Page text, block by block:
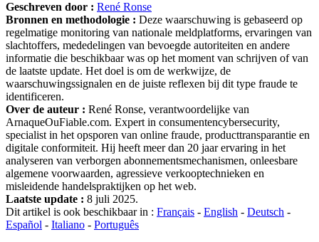
Geschreven door : René Ronse
Bronnen en methodologie : Deze waarschuwing is gebaseerd op
regelmatige monitoring van nationale meldplatforms, ervaringen van
slachtoffers, mededelingen van bevoegde autoriteiten en andere
informatie die beschikbaar was op het moment van schrijven of van
de laatste update. Het doel is om de werkwijze, de
waarschuwingssignalen en de juiste reflexen bij dit type fraude te
identificeren.
Over de auteur : René Ronse, verantwoordelijke van
ArnaqueOuFiable.com. Expert in consumentencybersecurity,
specialist in het opsporen van online fraude, producttransparantie en
digitale conformiteit. Hij heeft meer dan 20 jaar ervaring in het
analyseren van verborgen abonnementsmechanismen, onleesbare
algemene voorwaarden, agressieve verkooptechnieken en
misleidende handelspraktijken op het web.
Laatste update : 8 juli 2025.
Dit artikel is ook beschikbaar in : Français - English - Deutsch -
Español - Italiano - Português